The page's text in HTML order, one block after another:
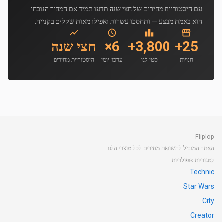
עם היסטוריית מחירים של חצי שנה תדעו תמיד אם המחיר הנוכחי
הוא באמת מבצע — ותחסכו עשרות ואפילו מאות שקלים בקנייה.
25+
חנויות
3,800+
סטי לגו
6×
עדכון יומי
חצי שנה
היסטוריית מחירים
Fliplop
האתר המוביל להשוואת מחירים לכל מוצרי הלגו
קטגוריות פופולריות
Technic
Star Wars
City
Creator